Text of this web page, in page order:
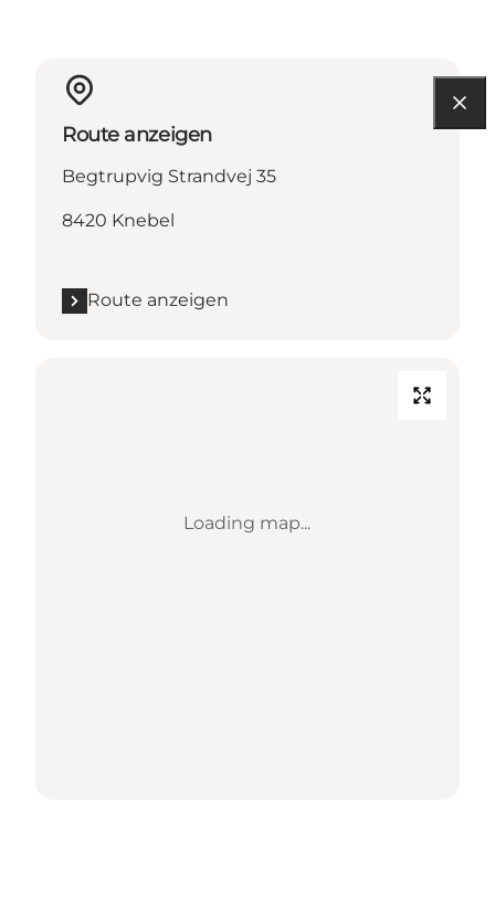
Route anzeigen
Begtrupvig Strandvej 35
8420 Knebel
Route anzeigen
Loading map...